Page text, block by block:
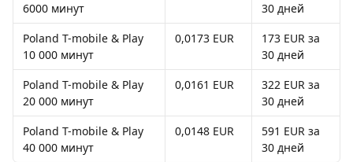
6000 минут
30 дней
Poland T-mobile & Play
10 000 минут
0,0173 EUR
173 EUR за
30 дней
Poland T-mobile & Play
20 000 минут
0,0161 EUR
322 EUR за
30 дней
Poland T-mobile & Play
40 000 минут
0,0148 EUR
591 EUR за
30 дней